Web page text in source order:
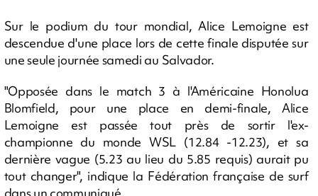
Sur le podium du tour mondial, Alice Lemoigne est
descendue d'une place lors de cette finale disputée sur
une seule journée samedi au Salvador.
"Opposée dans le match 3 à l'Américaine Honolua
Blomfield, pour une place en demi-finale, Alice
Lemoigne est passée tout près de sortir l'ex-
championne du monde WSL (12.84 -12.23), et sa
dernière vague (5.23 au lieu du 5.85 requis) aurait pu
tout changer", indique la Fédération française de surf
dans un communiqué.